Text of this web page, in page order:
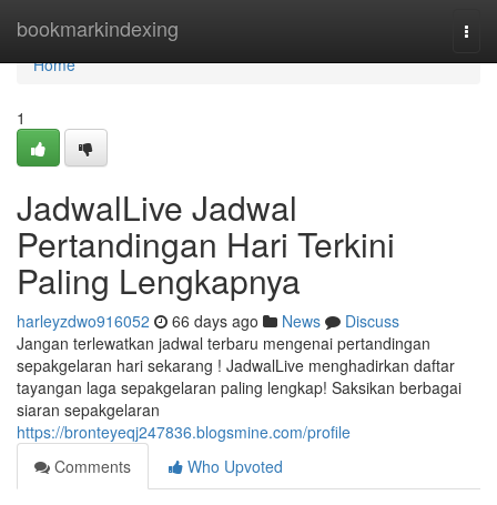
bookmarkindexing
Home
Home
1
JadwalLive Jadwal
Pertandingan Hari Terkini
Paling Lengkapnya
harleyzdwo916052 66 days ago News
Discuss
Jangan terlewatkan jadwal terbaru mengenai pertandingan
sepakgelaran hari sekarang ! JadwalLive menghadirkan daftar
tayangan laga sepakgelaran paling lengkap! Saksikan berbagai
siaran sepakgelaran
https://bronteyeqj247836.blogsmine.com/profile
Comments
Who Upvoted